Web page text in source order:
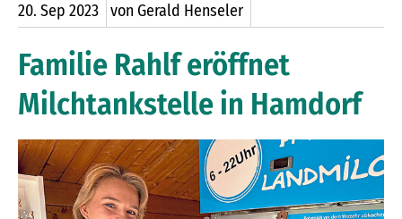
20. Sep 2023 von Gerald Henseler
Familie Rahlf eröffnet
Milchtankstelle in Hamdorf